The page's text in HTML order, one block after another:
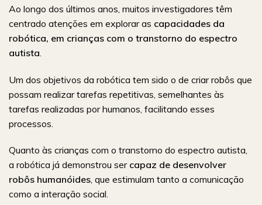
Ao longo dos últimos anos, muitos investigadores têm
centrado atenções em explorar as capacidades da
robótica, em crianças com o transtorno do espectro
autista
Um dos objetivos da robótica tem sido o de criar robôs que
possam realizar tarefas repetitivas, semelhantes às
tarefas realizadas por humanos, facilitando esses
processos.
Quanto às crianças com o transtorno do espectro autista,
a robótica já demonstrou ser capaz de desenvolver
robôs humanóides, que estimulam tanto a comunicação
como a interação social.